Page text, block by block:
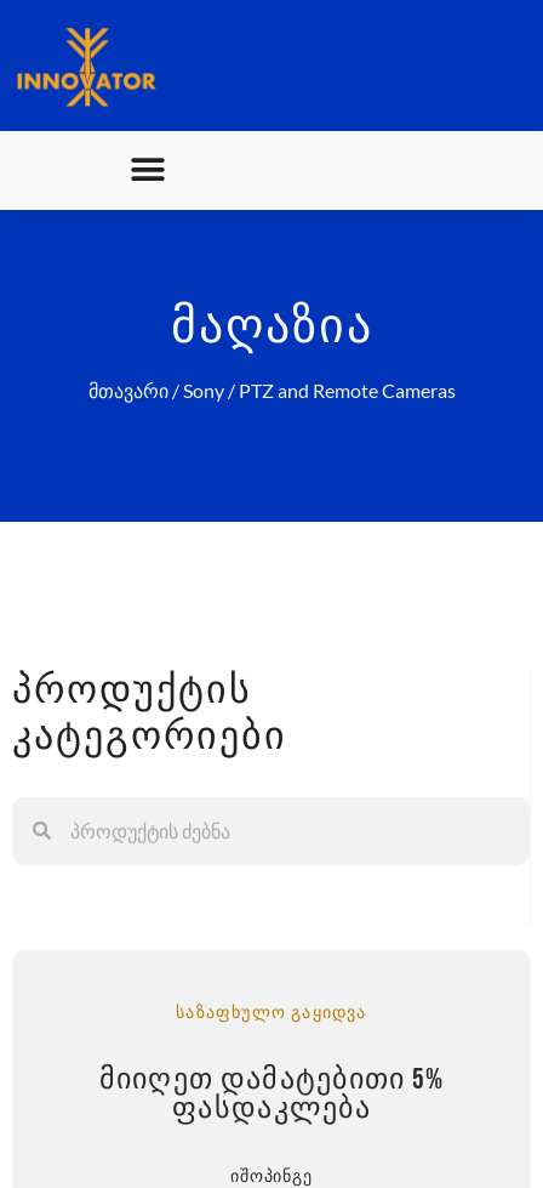
ᲛᲐᲦᲐᲖᲘᲐ
მთავარი/Sony/ PTZ and Remote Cameras
პროდუქტის
კატეგორიები
ᲡᲐᲖᲐᲤᲮᲣᲚᲝ ᲒᲐᲧᲘᲓᲕᲐ
ᲛᲘᲘᲦᲔᲗ ᲓᲐᲛᲐᲢᲔᲑᲘᲗᲘ 5%
ᲤᲐᲡᲓᲐᲙᲚᲔᲑᲐ
ᲘᲨᲝᲞᲘᲜᲒᲔ